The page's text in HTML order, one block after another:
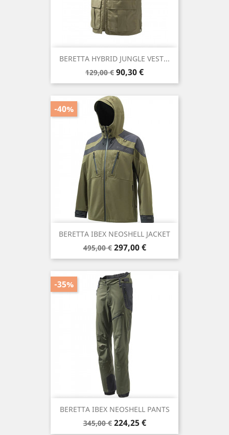
BERETTA HYBRID JUNGLE VEST...
Precio
base
129,00 € Precio
90,30 €
BERETTA IBEX NEOSHELL JACKET
Precio
base
495,00 € Precio
297,00 €
-40%
BERETTA IBEX NEOSHELL PANTS
Precio
base
345,00 € Precio
224,25 €
-35%